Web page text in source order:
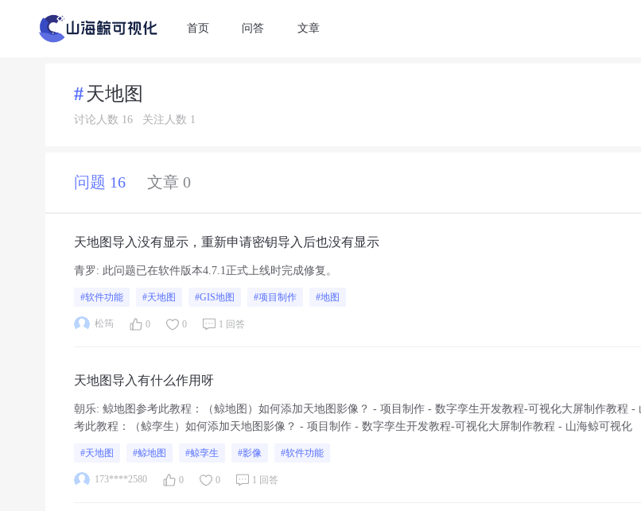
首页 问答 文章
天地图
讨论人数 16 关注人数 1
问题 16 文章 0
天地图导入没有显示，重新申请密钥导入后也没有显示
青罗: 此问题已在软件版本4.7.1正式上线时完成修复。
#软件功能 #天地图 #GIS地图 #项目制作 #地图
松筠 0 0 1 回答
天地图导入有什么作用呀
朝乐: 鲸地图参考此教程：（鲸地图）如何添加天地图影像？ - 项目制作 - 数字孪生开发教程-可视化大屏制作教程 -
考此教程：（鲸孪生）如何添加天地图影像？ - 项目制作 - 数字孪生开发教程-可视化大屏制作教程 - 山海鲸可视化
#天地图 #鲸地图 #鲸孪生 #影像 #软件功能
173****2580 0 0 1 回答